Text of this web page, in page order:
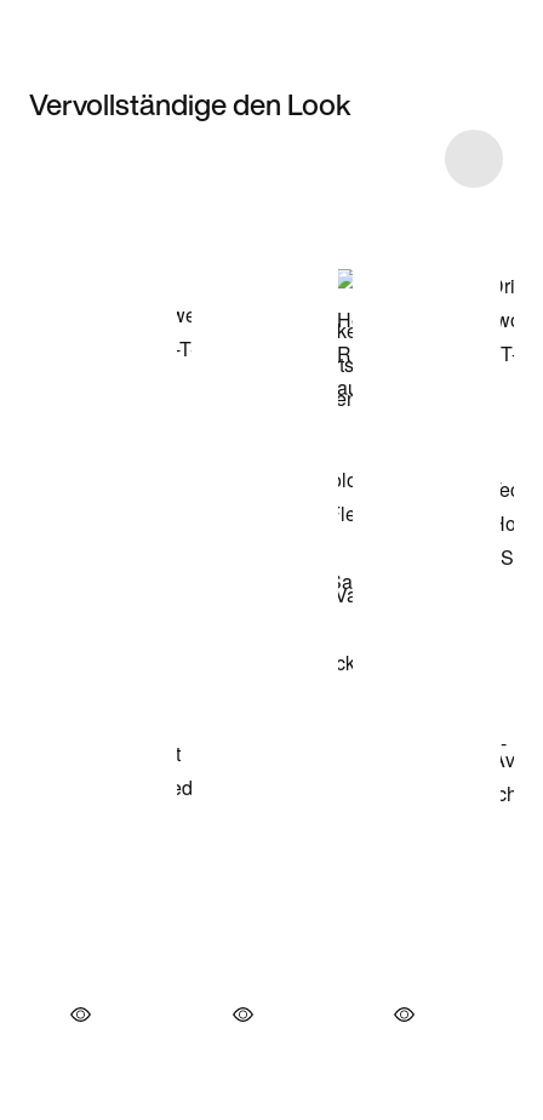
Vervollständige den Look